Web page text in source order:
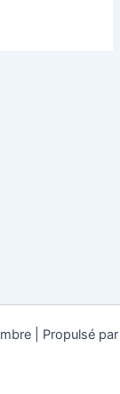
| Propulsé par